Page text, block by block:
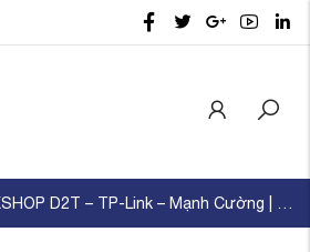
WORKSHOP D2T – TP-Link – Mạnh Cường | KẾT NỐI ...